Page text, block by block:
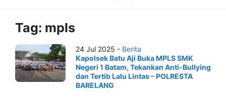
Tag: mpls
24 Jul 2025 - Berita
Kapolsek Batu Aji Buka MPLS SMK
Negeri 1 Batam, Tekankan Anti-Bullying
dan Tertib Lalu Lintas – POLRESTA
BARELANG